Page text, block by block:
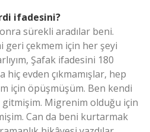
ifadesini?
sürekli aradılar beni.
geri çekmem için her şeyi
Şafak ifadesini 180
hiç evden çıkmamışlar, hep
için öpüşmüşüm. Ben kendi
gitmişim. Migrenim olduğu için
Can da beni kurtarmak